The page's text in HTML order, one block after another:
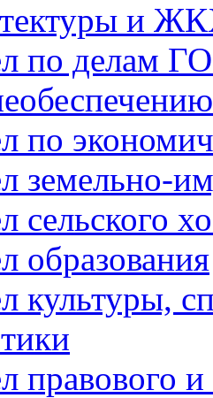
и
по делам
по
земельно-
сельского
образования
культуры,
правового